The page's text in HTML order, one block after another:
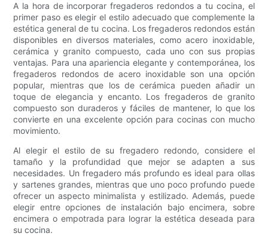
A la hora de incorporar fregaderos redondos a tu cocina, el
primer paso es elegir el estilo adecuado que complemente la
estética general de tu cocina. Los fregaderos redondos están
disponibles en diversos materiales, como acero inoxidable,
cerámica y granito compuesto, cada uno con sus propias
ventajas. Para una apariencia elegante y contemporánea, los
fregaderos redondos de acero inoxidable son una opción
popular, mientras que los de cerámica pueden añadir un
toque de elegancia y encanto. Los fregaderos de granito
compuesto son duraderos y fáciles de mantener, lo que los
convierte en una excelente opción para cocinas con mucho
movimiento.
Al elegir el estilo de su fregadero redondo, considere el
tamaño y la profundidad que mejor se adapten a sus
necesidades. Un fregadero más profundo es ideal para ollas
y sartenes grandes, mientras que uno poco profundo puede
ofrecer un aspecto minimalista y estilizado. Además, puede
elegir entre opciones de instalación bajo encimera, sobre
encimera o empotrada para lograr la estética deseada para
su cocina.